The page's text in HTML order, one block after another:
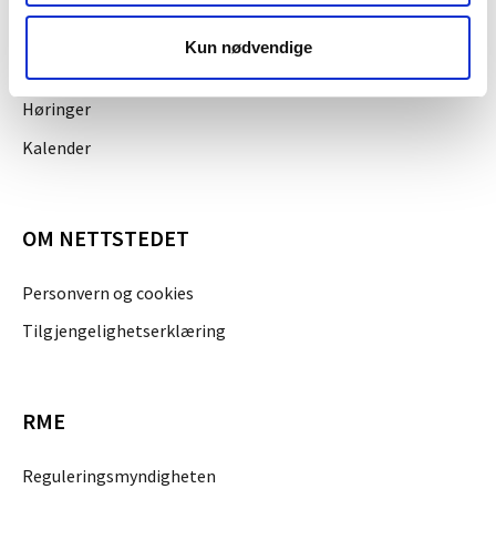
Kun nødvendige
Høringer
Kalender
OM NETTSTEDET
Personvern og cookies
Tilgjengelighetserklæring
RME
Reguleringsmyndigheten